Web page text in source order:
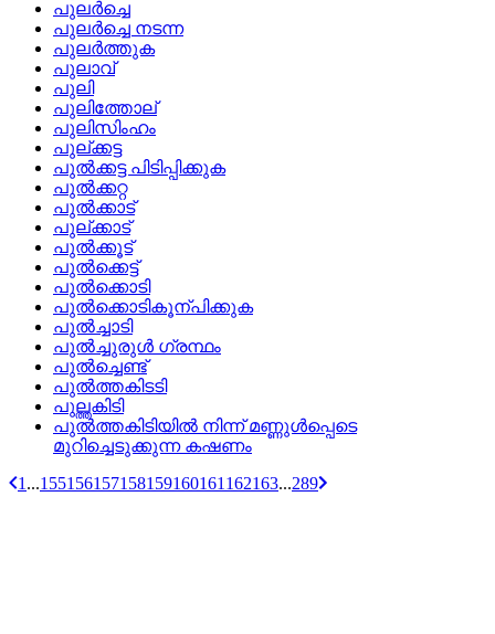
പുലര്‍ച്ചെ
പുലര്‍ച്ചെ നടന്ന
പുലര്‍ത്തുക
പുലാവ്
പുലി
പുലിത്തോല്
പുലിസിംഹം
പുല്ക്കട്ട
പുല്‍ക്കട്ട പിടിപ്പിക്കുക
പുല്‍ക്കറ്റ
പുല്‍ക്കാട്
പുല്ക്കാട്
പുല്‍ക്കൂട്
പുല്‍ക്കെട്ട്
പുല്‍ക്കൊടി
പുല്‍ക്കൊടികൂന്പിക്കുക
പുല്‍ച്ചാടി
പുല്‍ച്ചുരുള്‍ ഗ്രന്ഥം
പുല്‍ച്ചെണ്ട്
പുല്‍ത്തകിടടി
പുല്ത്തകിടി
പുല്‍ത്തകിടിയില്‍ നിന്ന്‌ മണ്ണുള്‍പ്പെടെ
മുറിച്ചെടുക്കുന്ന കഷണം
1 ...155156157158159160161 162163...289